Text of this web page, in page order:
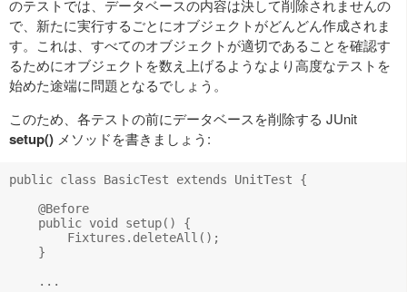
のテストでは、データベースの内容は決して削除されませんの
で、新たに実行するごとにオブジェクトがどんどん作成されま
す。これは、すべてのオブジェクトが適切であることを確認す
るためにオブジェクトを数え上げるようなより高度なテストを
始めた途端に問題となるでしょう。
このため、各テストの前にデータベースを削除する JUnit
setup() メソッドを書きましょう:
public class BasicTest extends UnitTest {
    @Before
    public void setup() {
        Fixtures.deleteAll();
    }
    ...